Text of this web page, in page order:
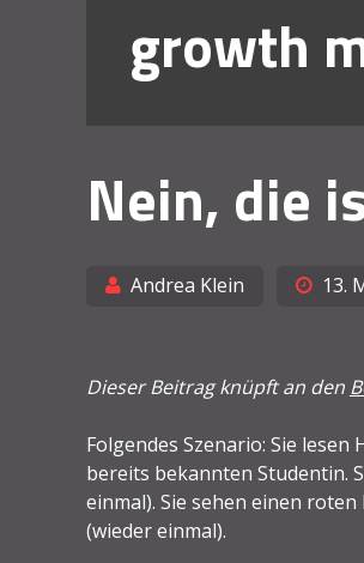
growth
Nein, die
Andrea Klein 13.
Dieser Beitrag knüpft an den
Folgendes Szenario: Sie
bereits bekannten Studentin.
einmal). Sie sehen einen
(wieder einmal).